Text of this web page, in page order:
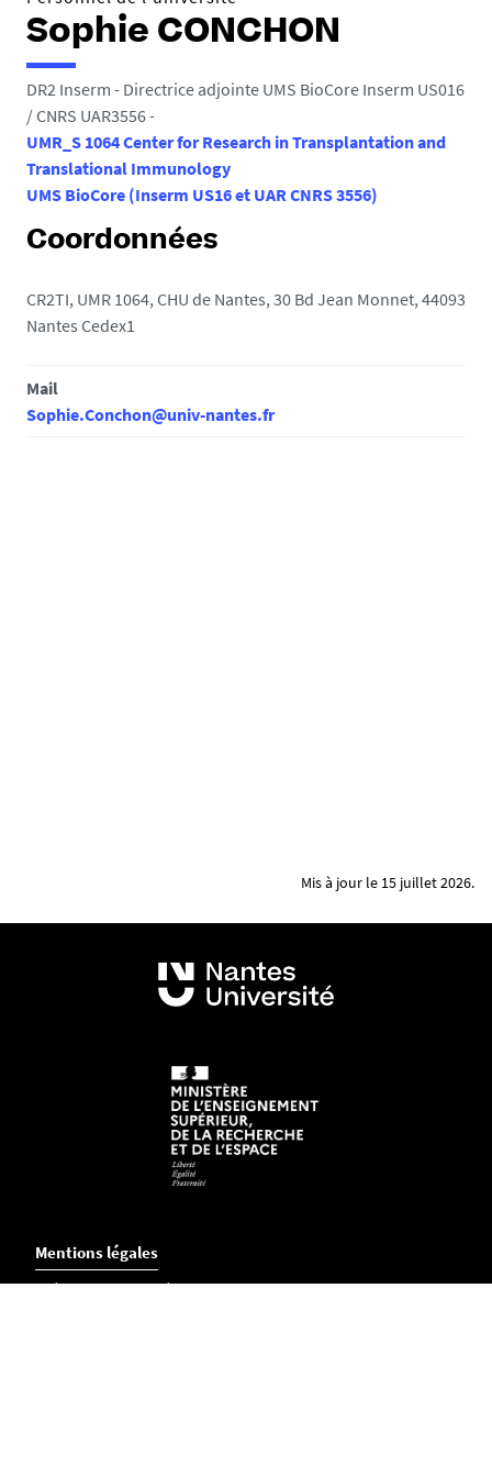
Sophie CONCHON
DR2 Inserm - Directrice adjointe UMS BioCore Inserm US016
/ CNRS UAR3556 -
UMR_S 1064 Center for Research in Transplantation and
Translational Immunology
UMS BioCore (Inserm US16 et UAR CNRS 3556)
Coordonnées
CR2TI, UMR 1064, CHU de Nantes, 30 Bd Jean Monnet, 44093
Nantes Cedex1
Mail
Sophie.Conchon@univ-nantes.fr
Mis à jour le 15 juillet 2026.
Mentions légales
Crédits et aspects légaux